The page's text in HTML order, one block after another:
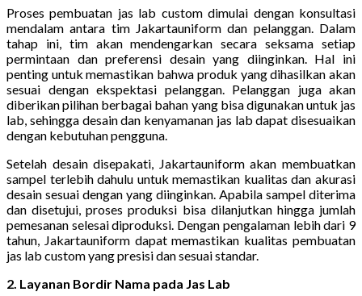
Proses pembuatan jas lab custom dimulai dengan konsultasi
mendalam antara tim Jakartauniform dan pelanggan. Dalam
tahap ini, tim akan mendengarkan secara seksama setiap
permintaan dan preferensi desain yang diinginkan. Hal ini
penting untuk memastikan bahwa produk yang dihasilkan akan
sesuai dengan ekspektasi pelanggan. Pelanggan juga akan
diberikan pilihan berbagai bahan yang bisa digunakan untuk jas
lab, sehingga desain dan kenyamanan jas lab dapat disesuaikan
dengan kebutuhan pengguna.
Setelah desain disepakati, Jakartauniform akan membuatkan
sampel terlebih dahulu untuk memastikan kualitas dan akurasi
desain sesuai dengan yang diinginkan. Apabila sampel diterima
dan disetujui, proses produksi bisa dilanjutkan hingga jumlah
pemesanan selesai diproduksi. Dengan pengalaman lebih dari 9
tahun, Jakartauniform dapat memastikan kualitas pembuatan
jas lab custom yang presisi dan sesuai standar.
2. Layanan Bordir Nama pada Jas Lab